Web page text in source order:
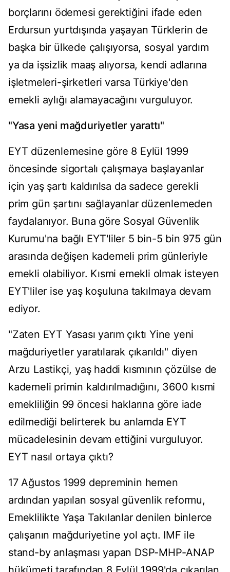
borçlarını ödemesi gerektiğini ifade eden
Erdursun yurtdışında yaşayan Türklerin de
başka bir ülkede çalışıyorsa, sosyal yardım
ya da işsizlik maaş alıyorsa, kendi adlarına
işletmeleri-şirketleri varsa Türkiye'den
emekli aylığı alamayacağını vurguluyor.
"Yasa yeni mağduriyetler yarattı"
EYT düzenlemesine göre 8 Eylül 1999
öncesinde sigortalı çalışmaya başlayanlar
için yaş şartı kaldırılsa da sadece gerekli
prim gün şartını sağlayanlar düzenlemeden
faydalanıyor. Buna göre Sosyal Güvenlik
Kurumu'na bağlı EYT'liler 5 bin-5 bin 975 gün
arasında değişen kademeli prim günleriyle
emekli olabiliyor. Kısmi emekli olmak isteyen
EYT'liler ise yaş koşuluna takılmaya devam
ediyor.
"Zaten EYT Yasası yarım çıktı Yine yeni
mağduriyetler yaratılarak çıkarıldı" diyen
Arzu Lastikçi, yaş haddi kısmının çözülse de
kademeli primin kaldırılmadığını, 3600 kısmi
emekliliğin 99 öncesi haklarına göre iade
edilmediği belirterek bu anlamda EYT
mücadelesinin devam ettiğini vurguluyor.
EYT nasıl ortaya çıktı?
17 Ağustos 1999 depreminin hemen
ardından yapılan sosyal güvenlik reformu,
Emeklilikte Yaşa Takılanlar denilen binlerce
çalışanın mağduriyetine yol açtı. IMF ile
stand-by anlaşması yapan DSP-MHP-ANAP